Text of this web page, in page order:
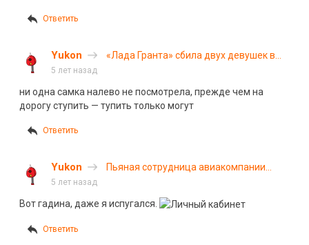
Ответить
Yukon
«Лада Гранта» сбила двух девушек в
5 лет назад
ни одна самка налево не посмотрела, прежде чем на
дорогу ступить — тупить только могут
Ответить
Yukon
Пьяная сотрудница авиакомпании
5 лет назад
Вот гадина, даже я испугался.
Ответить